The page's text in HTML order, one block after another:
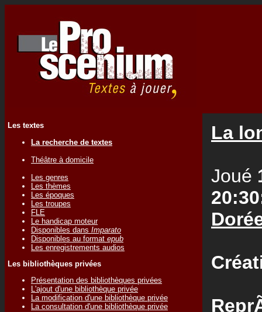
Les textes
La recherche de textes
Théâtre à domicile
Les genres
Les thèmes
Les époques
Les troupes
FLE
Le handicap moteur
Disponibles dans Imparato
Disponibles au format epub
Les enregistrements audios
Les bibliothèques privées
Présentation des bibliothèques privées
L'ajout d'une bibliothèque privée
La modification d'une bibliothèque privée
La consultation d'une bibliothèque privée
La
Joué